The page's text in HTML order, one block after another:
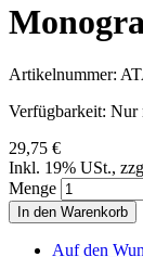
Artikelnummer:
Verfügbarkeit: Nur
29,75 €
Inkl. 19% USt.,
Menge
In den Warenkorb
Auf den